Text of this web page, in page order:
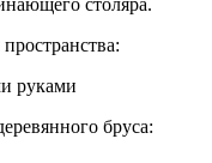
бруса: